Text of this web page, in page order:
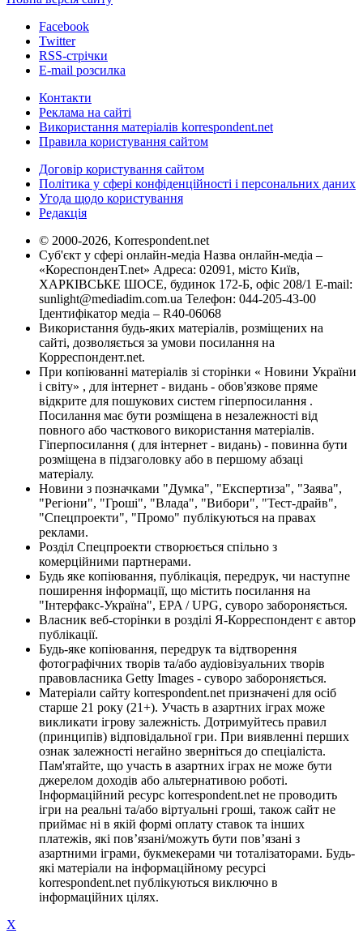
Facebook
Twitter
RSS-стрічки
E-mail розсилка
Контакти
Реклама на сайті
Використання матеріалів korrespondent.net
Правила користування сайтом
Договір користування сайтом
Політика у сфері конфіденційності і персональних даних
Угода щодо користування
Редакція
© 2000-2026, Korrespondent.net
Суб'єкт у сфері онлайн-медіа Назва онлайн-медіа –
«КореспонденТ.net» Адреса: 02091, місто Київ,
ХАРКІВСЬКЕ ШОСЕ, будинок 172-Б, офіс 208/1 E-mail:
sunlight@mediadim.com.ua Телефон: 044-205-43-00
Ідентифікатор медіа – R40-06068
Використання будь-яких матеріалів, розміщених на
сайті, дозволяється за умови посилання на
Корреспондент.net.
При копіюванні матеріалів зі сторінки « Новини України
і світу» , для інтернет - видань - обов'язкове пряме
відкрите для пошукових систем гіперпосилання .
Посилання має бути розміщена в незалежності від
повного або часткового використання матеріалів.
Гіперпосилання ( для інтернет - видань) - повинна бути
розміщена в підзаголовку або в першому абзаці
матеріалу.
Новини з позначками "Думка", "Експертиза", "Заява",
"Регіони", "Гроші", "Влада", "Вибори", "Тест-драйв",
"Спецпроекти", "Промо" публікуються на правах
реклами.
Розділ Спецпроекти створюється спільно з
комерційними партнерами.
Будь яке копіювання, публікація, передрук, чи наступне
поширення інформації, що містить посилання на
"Інтерфакс-Україна", EPA / UPG, суворо забороняється.
Власник веб-сторінки в розділі Я-Корреспондент є автор
публікації.
Будь-яке копіювання, передрук та відтворення
фотографічних творів та/або аудіовізуальних творів
правовласника Getty Images - суворо забороняється.
Матеріали сайту korrespondent.net призначені для осіб
старше 21 року (21+). Участь в азартних іграх може
викликати ігрову залежність. Дотримуйтесь правил
(принципів) відповідальної гри. При виявленні перших
ознак залежності негайно зверніться до спеціаліста.
Пам'ятайте, що участь в азартних іграх не може бути
джерелом доходів або альтернативою роботі.
Інформаційний ресурс korrespondent.net не проводить
ігри на реальні та/або віртуальні гроші, також сайт не
приймає ні в якій формі оплату ставок та інших
платежів, які пов’язані/можуть бути пов’язані з
азартними іграми, букмекерами чи тоталізаторами. Будь-
які матеріали на інформаційному ресурсі
korrespondent.net публікуються виключно в
інформаційних цілях.
X